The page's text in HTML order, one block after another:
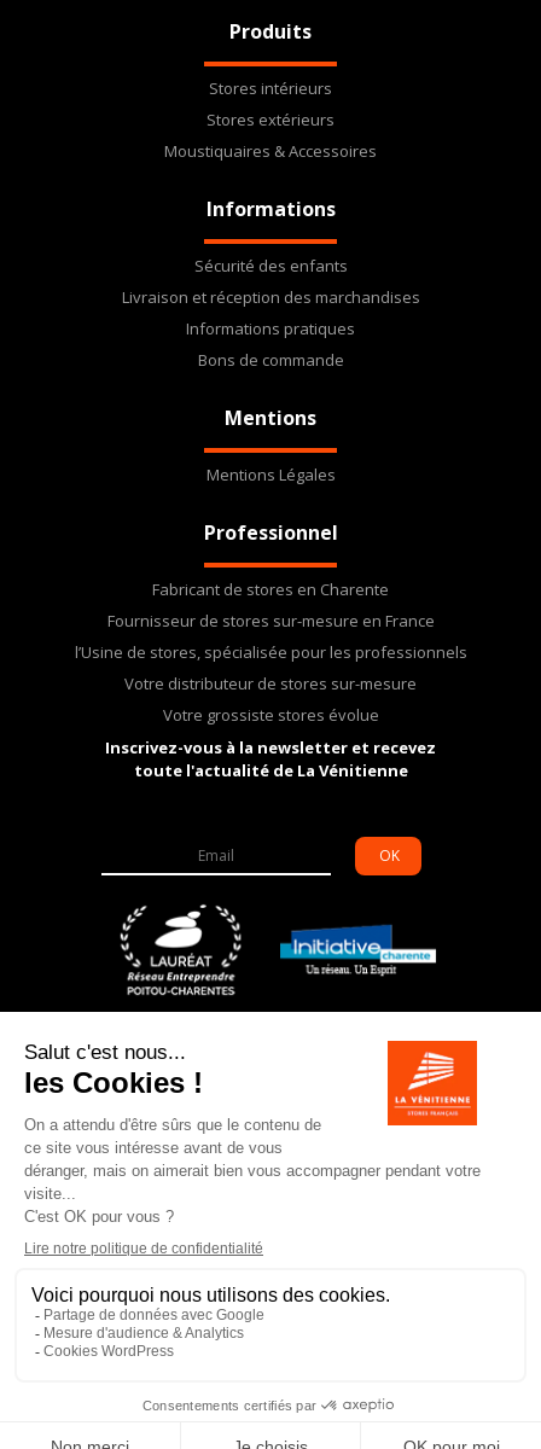
Produits
Stores intérieurs
Stores extérieurs
Moustiquaires & Accessoires
Informations
Sécurité des enfants
Livraison et réception des marchandises
Informations pratiques
Bons de commande
Mentions
Mentions Légales
Professionnel
Fabricant de stores en Charente
Fournisseur de stores sur-mesure en France
l’Usine de stores, spécialisée pour les professionnels
Votre distributeur de stores sur-mesure
Votre grossiste stores évolue
Inscrivez-vous à la newsletter et recevez
toute l'actualité de La Vénitienne
OK
6 allée des grands champs – ZI de Souillac
Mentions Légales
Protection des données